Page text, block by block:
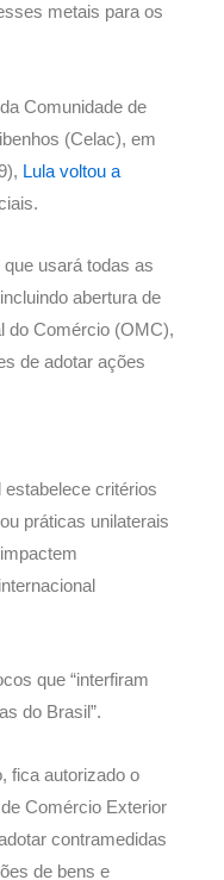
metais para os
Comunidade de
(Celac), em
Lula voltou a
usará todas as
abertura de
do Comércio (OMC),
de adotar ações
critérios
práticas unilaterais
que “interfiram
do Brasil”.
fica autorizado o
Comércio Exterior
contramedidas
de bens e